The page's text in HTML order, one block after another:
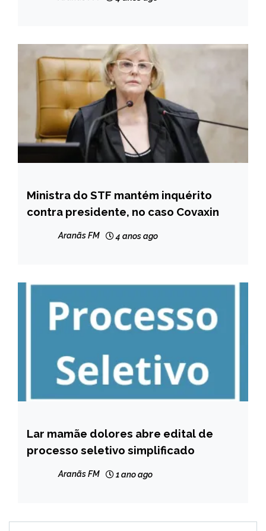
BRASIL
NOTÍCIAS
Ministra do STF mantém inquérito
contra presidente, no caso Covaxin
Aranãs FM 4 anos ago
CAPELINHA
NOTÍCIAS
Lar mamãe dolores abre edital de
processo seletivo simplificado
Aranãs FM 1 ano ago